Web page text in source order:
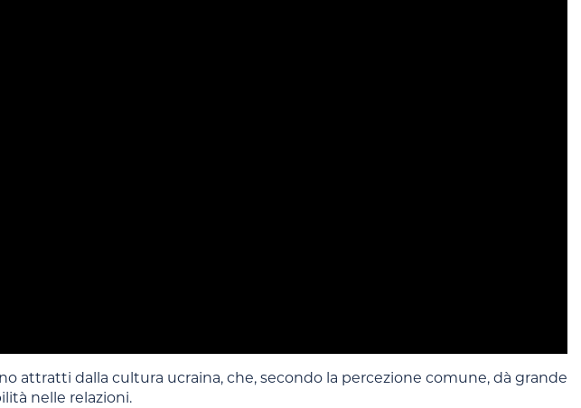
attratti dalla cultura ucraina, che, secondo la percezione comune, dà grande
nelle relazioni.